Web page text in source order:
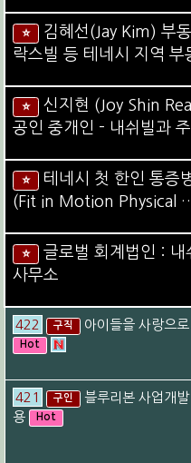
⭐
김혜선(Jay Kim) 부
락스빌 등 테네시 지역
⭐
신지현 (Joy Shin
공인 중개인 - 내쉬빌과
⭐
테네시 첫 한인 통증
(Fit in Motion Physical
⭐
글로벌 회계법인 : 내
사무소
422 구직 아이들을 사랑으
Hot
421 구인
블루리본 사업개
용
Hot